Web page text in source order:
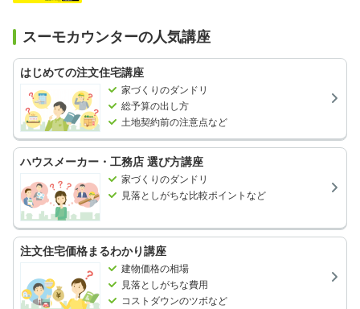
スーモカウンターの人気講座
はじめての注文住宅講座
家づくりのダンドリ
総予算の出し方
土地契約前の注意点など
ハウスメーカー・工務店 選び方講座
家づくりのダンドリ
見落としがちな比較ポイントなど
注文住宅価格まるわかり講座
建物価格の相場
見落としがちな費用
コストダウンのツボなど